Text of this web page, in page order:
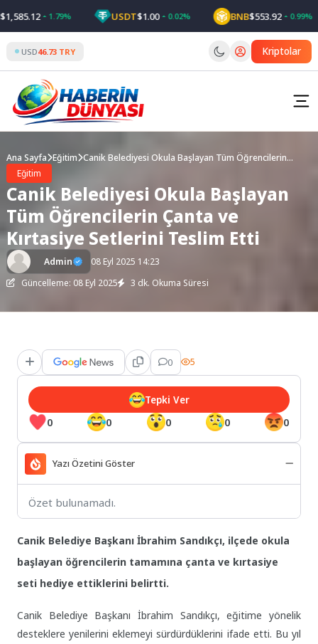
to
content
1.79% USDT$1.00 0.02% BNB$553.92 0.99%
USD46.73 TRY Kriptolar
Ana Sayfa Eğitim Canik Belediyesi Okula Başlayan Tüm Öğrencilerin
Eğitim
Canik Belediyesi Okula Başlayan
Tüm Öğrencilerin Çanta ve
Kırtasiye Setlerini Teslim Etti
Admin
08 Eyl 2025 14:23
Güncelleme: 08 Eyl 2025
3 dk. Okuma Süresi
0 5
0 0 0 0 0
Tepki Ver
Yazı Özetini Göster
Özet bulunamadı.
Canik Belediye Başkanı İbrahim Sandıkçı, ilçede okula
başlayan öğrencilerin tamamına çanta ve kırtasiye
seti hediye ettiklerini belirtti.
Canik Belediye Başkanı İbrahim Sandıkçı, eğitime yönelik
desteklere yenilerini eklemeyi sürdürdüklerini ifade etti. Bu yıl